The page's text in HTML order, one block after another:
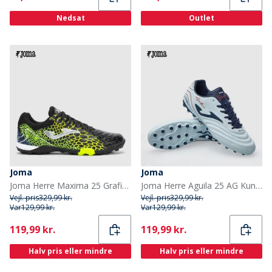
Nedsat Outlet
Joma
Joma Herre Maxima 25 Grafik TF Astro Turf Fodboldstøvler Sort/Gul/Grøn
Vejl. pris329,99 kr.
Var129,99 kr.
Current
119,99 kr.
Halv pris eller mindre
Joma
Joma Herre Aguila 25 AG Kunstgræs Fodboldstøvler Lyseblå Navy Blue
Vejl. pris329,99 kr.
Var129,99 kr.
Current
119,99 kr.
Halv pris eller mindre